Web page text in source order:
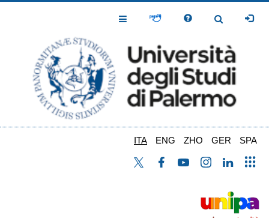
Toggle
Toggle
ITA ENG ZHO GER SPA